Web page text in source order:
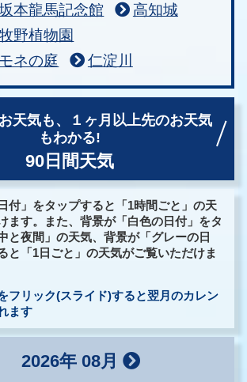
本龍馬記念館
高知城
野植物園
ネの庭
仁淀川
天気も、
１ヶ月以上先のお天気
もわかる!
90日間天気
付」をタップすると「1時間ごと」の天
ます。また、背景が「白色の日付」をタ
と夜間」の天気、背景が「グレーの日
と「1日ごと」の天気がご覧いただけま
フリック(スライド)すると翌月のカレン
ます
2026年 08月